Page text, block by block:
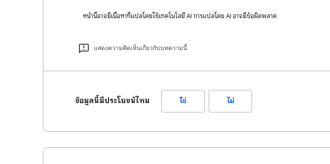
หน้านี้อาจมีเนื้อหาที่แปลโดยใช้เทคโนโลยี AI การแปลโดย AI อาจมีข้อผิดพลาด
แสดงความคิดเห็นเกี่ยวกับบทความนี้
ข้อมูลนี้มีประโยชน์ไหม ใช่ ไม่